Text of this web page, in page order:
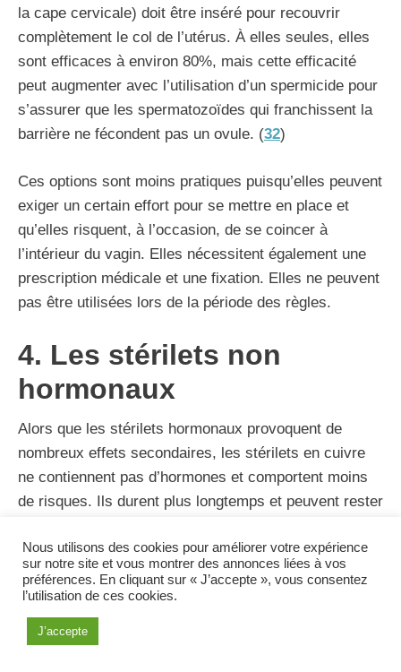
la cape cervicale) doit être inséré pour recouvrir
complètement le col de l’utérus. À elles seules, elles
sont efficaces à environ 80%, mais cette efficacité
peut augmenter avec l’utilisation d’un spermicide pour
s’assurer que les spermatozoïdes qui franchissent la
barrière ne fécondent pas un ovule. (32)
Ces options sont moins pratiques puisqu’elles peuvent
exiger un certain effort pour se mettre en place et
qu’elles risquent, à l’occasion, de se coincer à
l’intérieur du vagin. Elles nécessitent également une
prescription médicale et une fixation. Elles ne peuvent
pas être utilisées lors de la période des règles.
4. Les stérilets non
hormonaux
Alors que les stérilets hormonaux provoquent de
nombreux effets secondaires, les stérilets en cuivre
ne contiennent pas d’hormones et comportent moins
de risques. Ils durent plus longtemps et peuvent rester
augmenter les saignements abondants au cours des
règles, vu qu’ils n’interfèrent pas avec l’ovulation ou
les cycles menstruels normaux. Il existe également
une faible possibilité qu’ils glissent, perdent leur
position et ainsi n’empêchent pas la grossesse, mais
Nous utilisons des cookies pour améliorer votre expérience
sur notre site et vous montrer des annonces liées à vos
préférences. En cliquant sur « J’accepte », vous consentez
l’utilisation de ces cookies.
J’accepte